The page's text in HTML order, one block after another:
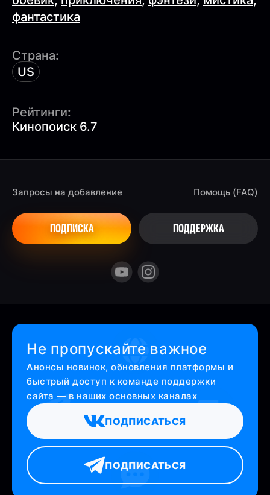
фантастика
Страна:
US
Рейтинги:
Кинопоиск 6.7
Запросы на добавление
ПОДПИСКА
Помощь (FAQ)
ПОДДЕРЖКА
Не пропускайте важное
Анонсы новинок, обновления платформы и
быстрый доступ к команде поддержки
сайта — в наших основных каналах
ПОДПИСАТЬСЯ
ПОДПИСАТЬСЯ